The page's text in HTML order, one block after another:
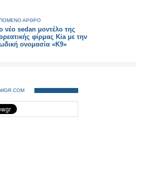
ΑΡΘΡΟ
νέο sedan μοντέλο της
φίρμας Kia με την
ονομασία «Κ9»